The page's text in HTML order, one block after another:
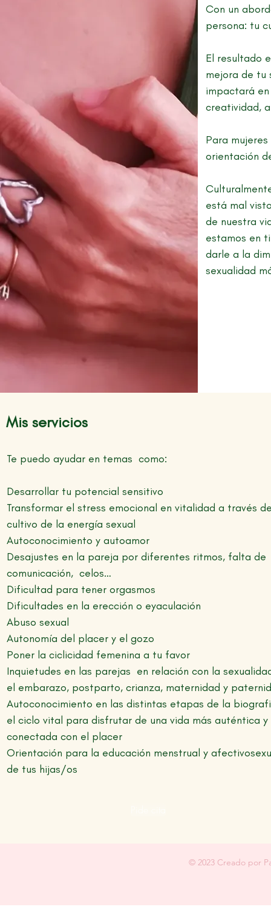
Con un
persona: tu
El resultado
mejora de tu
impactará
creatividad,
Para
orientación
está mal
de nuestra
estamos en
darle a la
sexualidad
Mis servicios
Te puedo ayudar en temas como:
Desarrollar tu potencial sensitivo
Transformar el stress emocional en vitalidad a través
cultivo de la energía sexual
Autoconocimiento y autoamor
Desajustes en la pareja por diferentes ritmos, falta de
comunicación, celos…
Dificultad para tener orgasmos
Dificultades en la erección o eyaculación
Abuso sexual
Autonomía del placer y el gozo
Poner la ciclicidad femenina a tu favor
Inquietudes en las parejas en relación con la
el embarazo, postparto, crianza, maternidad y
Autoconocimiento en las distintas etapas de la
el ciclo vital para disfrutar de una vida más auténtica y
conectada con el placer
Orientación para la educación menstrual y
de tus hijas/os
© 2023 Creado por